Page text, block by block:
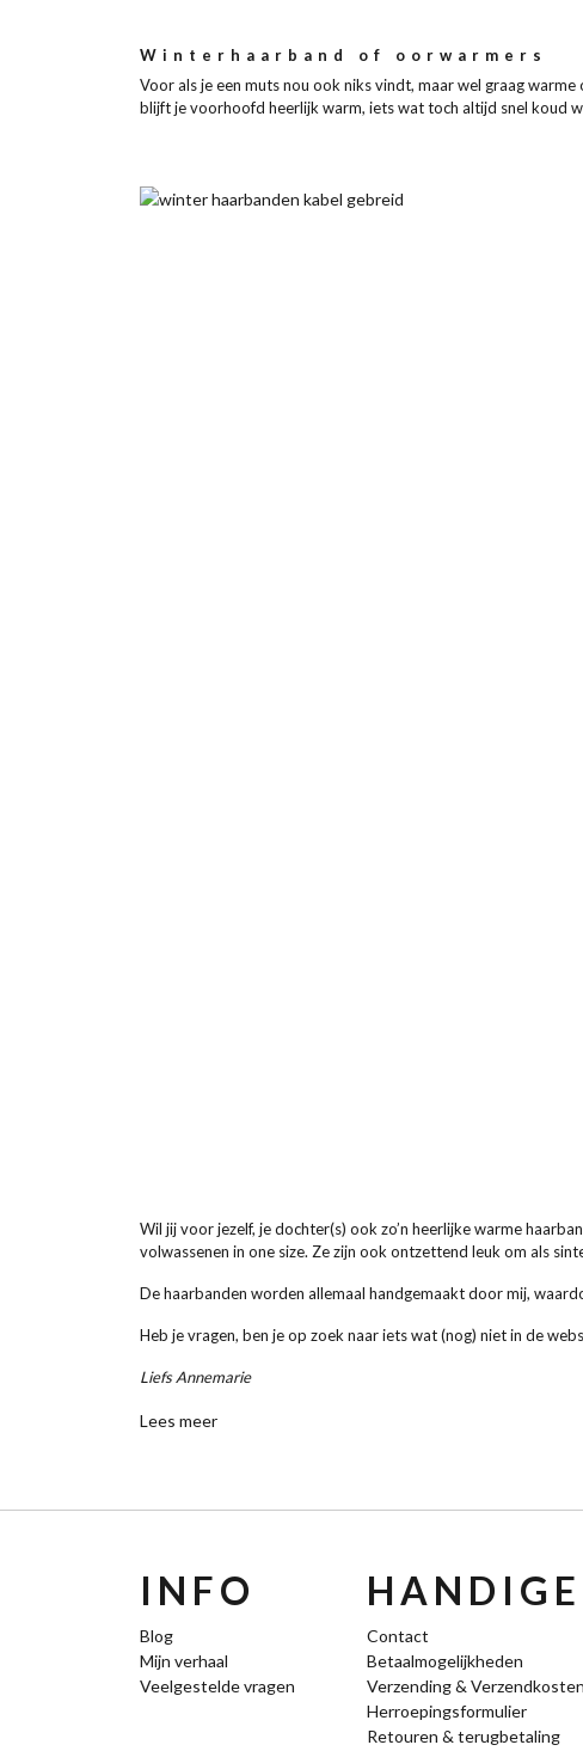
Winterhaarband of oorwarmers
Voor als je een muts nou ook niks vindt, maar wel graag
blijft je voorhoofd heerlijk warm, iets wat toch altijd snel koud
Wil jij voor jezelf, je dochter(s) ook zo’n heerlijke warme
volwassenen in one size. Ze zijn ook ontzettend leuk om als
De haarbanden worden allemaal handgemaakt door mij,
Heb je vragen, ben je op zoek naar iets wat (nog) niet in de
Liefs Annemarie
Lees meer
INFO
Blog
Mijn verhaal
Veelgestelde vragen
Contact
Betaalmogelijkheden
Verzending & Verzendkosten
Herroepingsformulier
Retouren & terugbetaling